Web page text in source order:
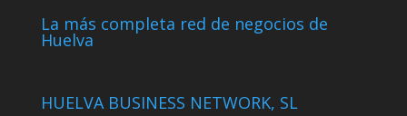
La más completa red de negocios de
Huelva
HUELVA BUSINESS NETWORK, SL